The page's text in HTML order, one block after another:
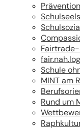
Prävention
Schule
MINT am
Rund um